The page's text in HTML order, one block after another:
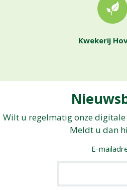
Kwekerij
Wilt u regelmatig onze
Meldt u dan
E-